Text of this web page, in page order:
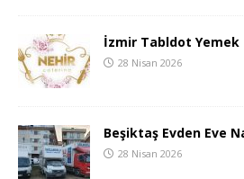
İzmir Tabldot Yemek
28 Nisan 2026
Beşiktaş Evden Eve
28 Nisan 2026